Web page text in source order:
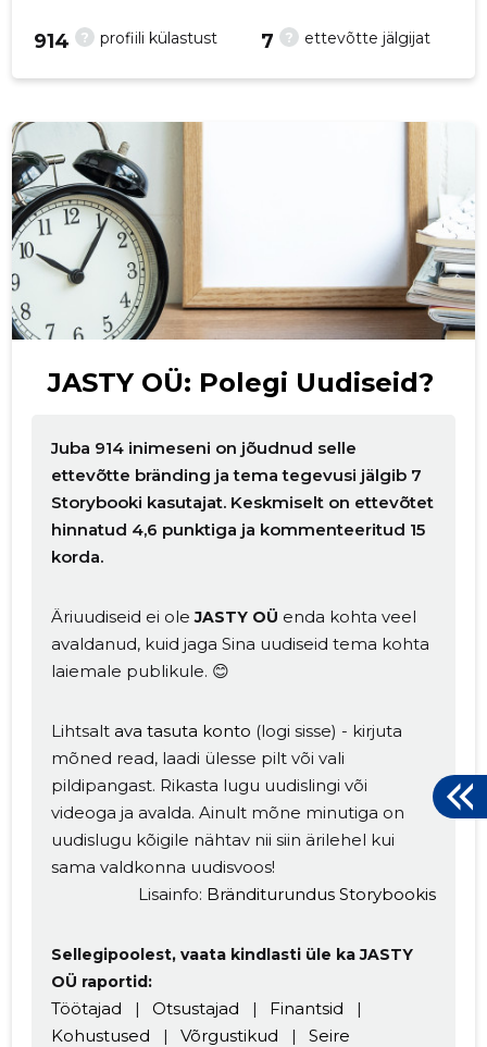
? profiili külastust
914 ? ettevõtte jälgijat
7
JASTY OÜ: Polegi Uudiseid?
Juba 914 inimeseni on jõudnud selle
ettevõtte bränding ja tema tegevusi jälgib 7
Storybooki kasutajat. Keskmiselt on ettevõtet
hinnatud 4,6 punktiga ja kommenteeritud 15
korda.
Äriuudiseid ei oleJASTY OÜ enda kohta veel
avaldanud, kuid jaga Sina uudiseid tema kohta
laiemale publikule. 😊
Lihtsalt ava tasuta konto (logi sisse) - kirjuta
mõned read, laadi ülesse pilt või vali
pildipangast. Rikasta lugu uudislingi või
videoga ja avalda. Ainult mõne minutiga on
uudislugu kõigile nähtav nii siin ärilehel kui
sama valdkonna uudisvoos!
Lisainfo: Bränditurundus Storybookis
Sellegipoolest, vaata kindlasti üle ka JASTY
OÜ raportid:
Töötajad | Otsustajad | Finantsid
|
Kohustused
| Võrgustikud |
Seire